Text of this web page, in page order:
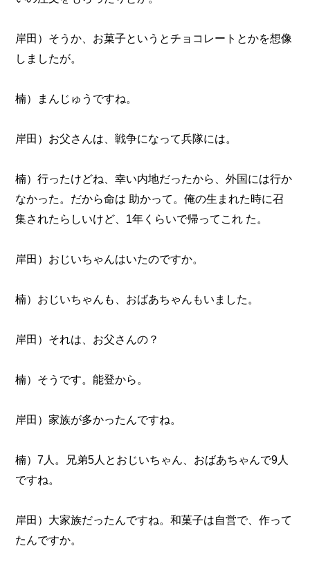
岸田）そうか、お菓子というとチョコレートとかを想像
しましたが。
楠）まんじゅうですね。
岸田）お父さんは、戦争になって兵隊には。
楠）行ったけどね、幸い内地だったから、外国には行か
なかった。だから命は 助かって。俺の生まれた時に召
集されたらしいけど、1年くらいで帰ってこれ た。
岸田）おじいちゃんはいたのですか。
楠）おじいちゃんも、おばあちゃんもいました。
岸田）それは、お父さんの？
楠）そうです。能登から。
岸田）家族が多かったんですね。
楠）7人。兄弟5人とおじいちゃん、おばあちゃんで9人
ですね。
岸田）大家族だったんですね。和菓子は自営で、作って
たんですか。